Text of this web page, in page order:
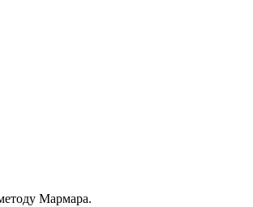
Мармара.